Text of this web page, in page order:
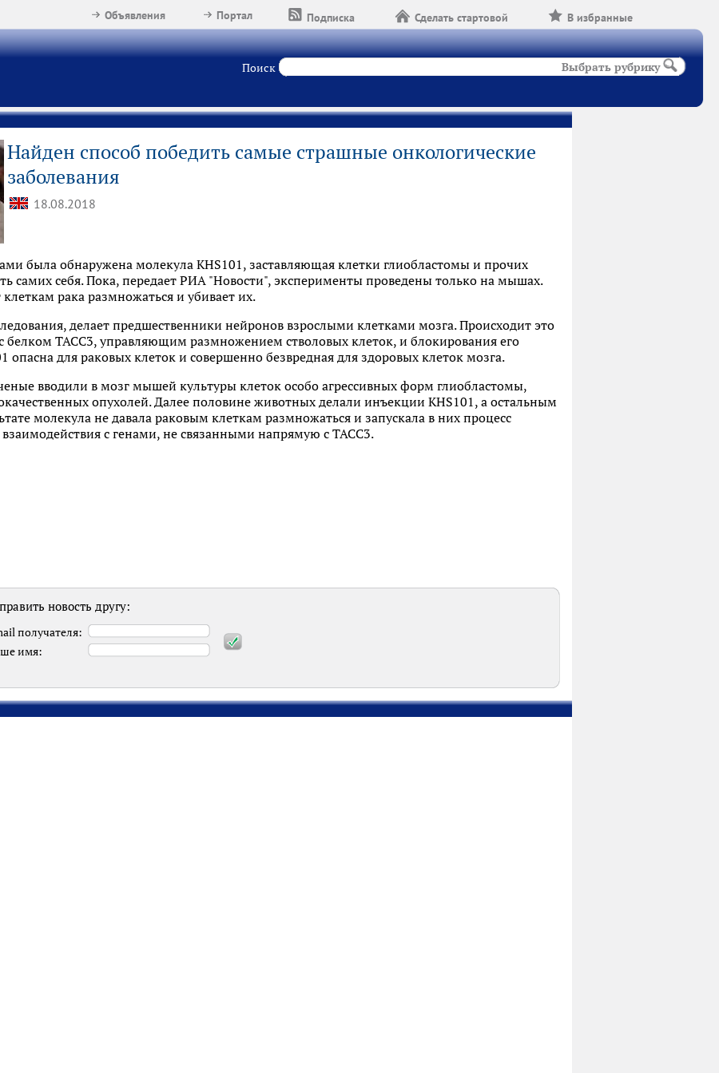
В избранные
Сделать стартовой
Подписка
Портал
Объявления
Поиск Выбрать рубрику
Найден способ победить самые страшные онкологические
заболевания
18.08.2018
была обнаружена молекула KHS101, заставляющая клетки глиобластомы и прочих
самих себя. Пока, передает РИА "Новости", эксперименты проведены только на мышах.
рака размножаться и убивает их.
делает предшественники нейронов взрослыми клетками мозга. Происходит это
белком TACC3, управляющим размножением стволовых клеток, и блокирования его
опасна для раковых клеток и совершенно безвредная для здоровых клеток мозга.
вводили в мозг мышей культуры клеток особо агрессивных форм глиобластомы,
опухолей. Далее половине животных делали инъекции KHS101, а остальным
молекула не давала раковым клеткам размножаться и запускала в них процесс
с генами, не связанными напрямую с TACC3.
новость другу:
получателя:
имя: